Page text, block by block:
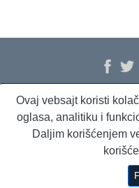
O nama Proizvodi i usluge
Ovaj vebsajt koristi
oglasa, analitiku i
Daljim korišćenjem